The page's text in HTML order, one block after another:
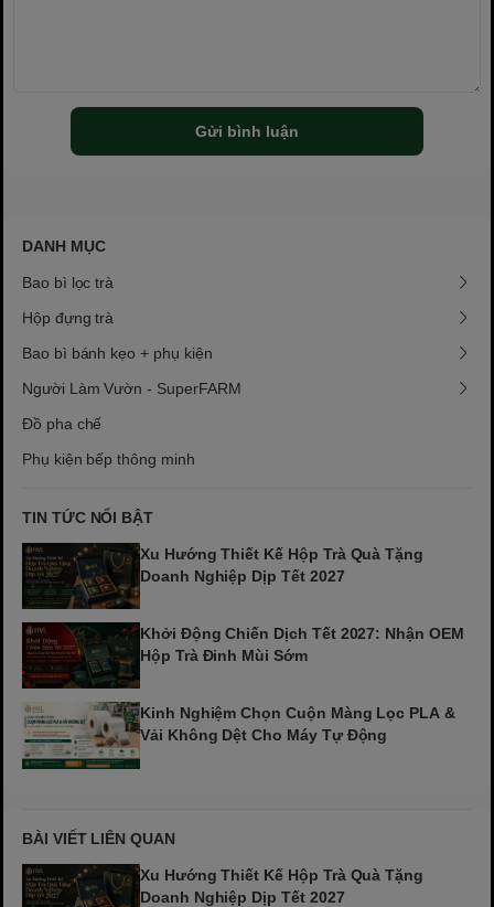
Gửi bình luận
DANH MỤC
Bao bì lọc trà
Hộp đựng trà
Bao bì bánh kẹo + phụ kiện
Người Làm Vườn - SuperFARM
Đồ pha chế
Phụ kiện bếp thông minh
TIN TỨC NỔI BẬT
Xu Hướng Thiết Kế Hộp Trà Quà Tặng
Doanh Nghiệp Dịp Tết 2027
Khởi Động Chiến Dịch Tết 2027: Nhận OEM
Hộp Trà Đinh Mùi Sớm
Kinh Nghiệm Chọn Cuộn Màng Lọc PLA &
Vải Không Dệt Cho Máy Tự Động
BÀI VIẾT LIÊN QUAN
Xu Hướng Thiết Kế Hộp Trà Quà Tặng
Doanh Nghiệp Dịp Tết 2027